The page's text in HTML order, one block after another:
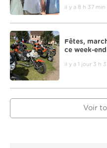
il y a 8 h 37 min
Fêtes,
ce week-end
il y a 1 jour 3 h
Voir